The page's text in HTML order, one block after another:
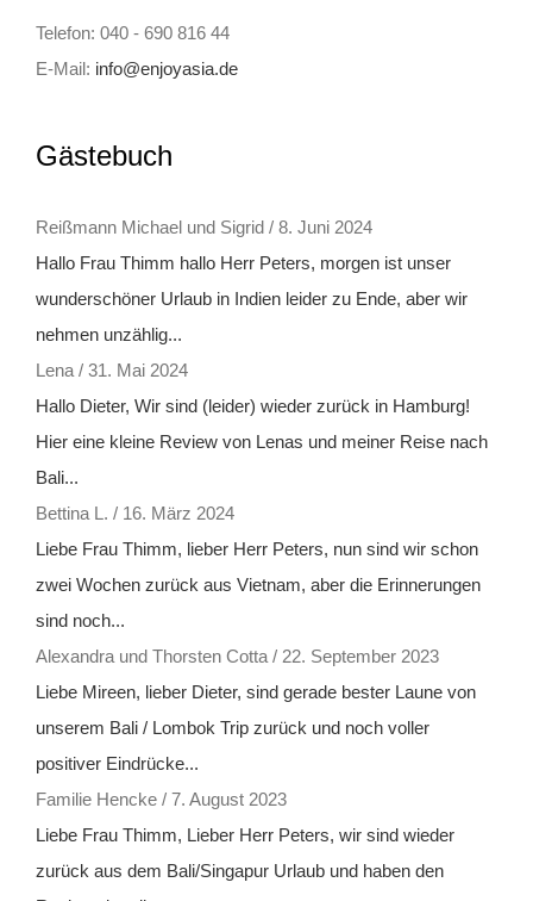
Telefon: 040 - 690 816 44
E-Mail: info@enjoyasia.de
Gästebuch
Reißmann Michael und Sigrid / 8. Juni 2024
Hallo Frau Thimm hallo Herr Peters, morgen ist unser
wunderschöner Urlaub in Indien leider zu Ende, aber wir
nehmen unzählig...
Lena / 31. Mai 2024
Hallo Dieter, Wir sind (leider) wieder zurück in Hamburg!
Hier eine kleine Review von Lenas und meiner Reise nach
Bali...
Bettina L. / 16. März 2024
Liebe Frau Thimm, lieber Herr Peters, nun sind wir schon
zwei Wochen zurück aus Vietnam, aber die Erinnerungen
sind noch...
Alexandra und Thorsten Cotta / 22. September 2023
Liebe Mireen, lieber Dieter, sind gerade bester Laune von
unserem Bali / Lombok Trip zurück und noch voller
positiver Eindrücke...
Familie Hencke / 7. August 2023
Liebe Frau Thimm, Lieber Herr Peters, wir sind wieder
zurück aus dem Bali/Singapur Urlaub und haben den